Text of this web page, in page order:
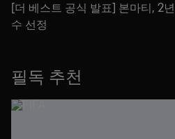
[더 베스트 공식 발표] 본마티, 2
수 선정
필독 추천